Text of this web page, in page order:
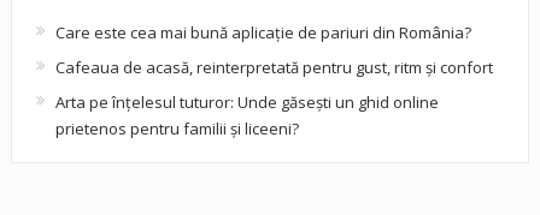
Care este cea mai bună aplicație de pariuri din România?
Cafeaua de acasă, reinterpretată pentru gust, ritm și confort
Arta pe înțelesul tuturor: Unde găsești un ghid online
prietenos pentru familii și liceeni?